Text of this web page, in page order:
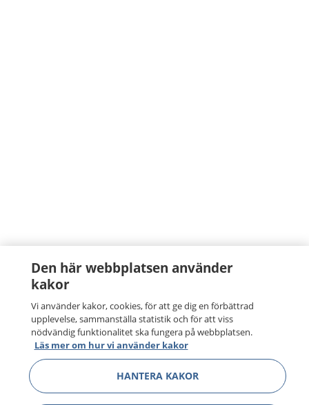
Den här webbplatsen använder
kakor
Vi använder kakor, cookies, för att ge dig en förbättrad
upplevelse, sammanställa statistik och för att viss
nödvändig funktionalitet ska fungera på webbplatsen.
Läs mer om hur vi använder kakor
HANTERA KAKOR